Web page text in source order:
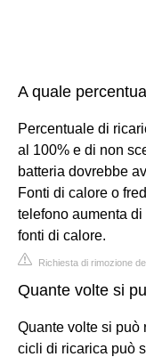
A quale
Percentuale di
al 100% e di non
batteria dovrebbe
Fonti di calore o
telefono aumenta
fonti di calore.
Richiesta di rimozione
Quante volte si
Quante volte si può
cicli di ricarica può